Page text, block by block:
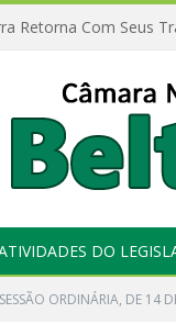
DO
ORDINÁRIA, DE 14